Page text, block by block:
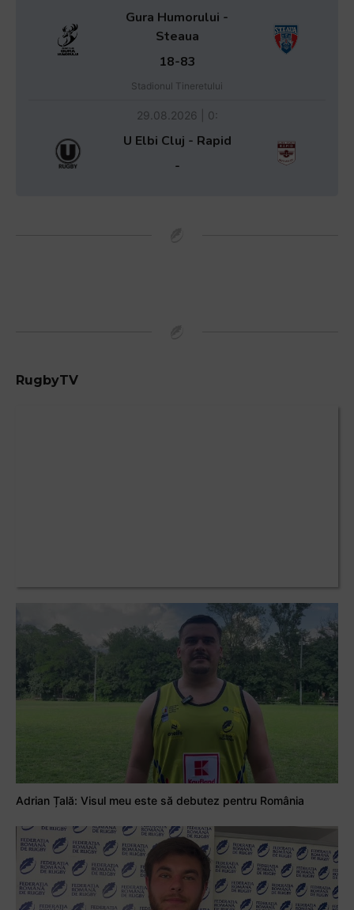
Gura Humorului -
Steaua
18-83
Stadionul Tineretului
29.08.2026 | 0:
U Elbi Cluj - Rapid
-
RugbyTV
Adrian Țală: Visul meu este să debutez pentru România